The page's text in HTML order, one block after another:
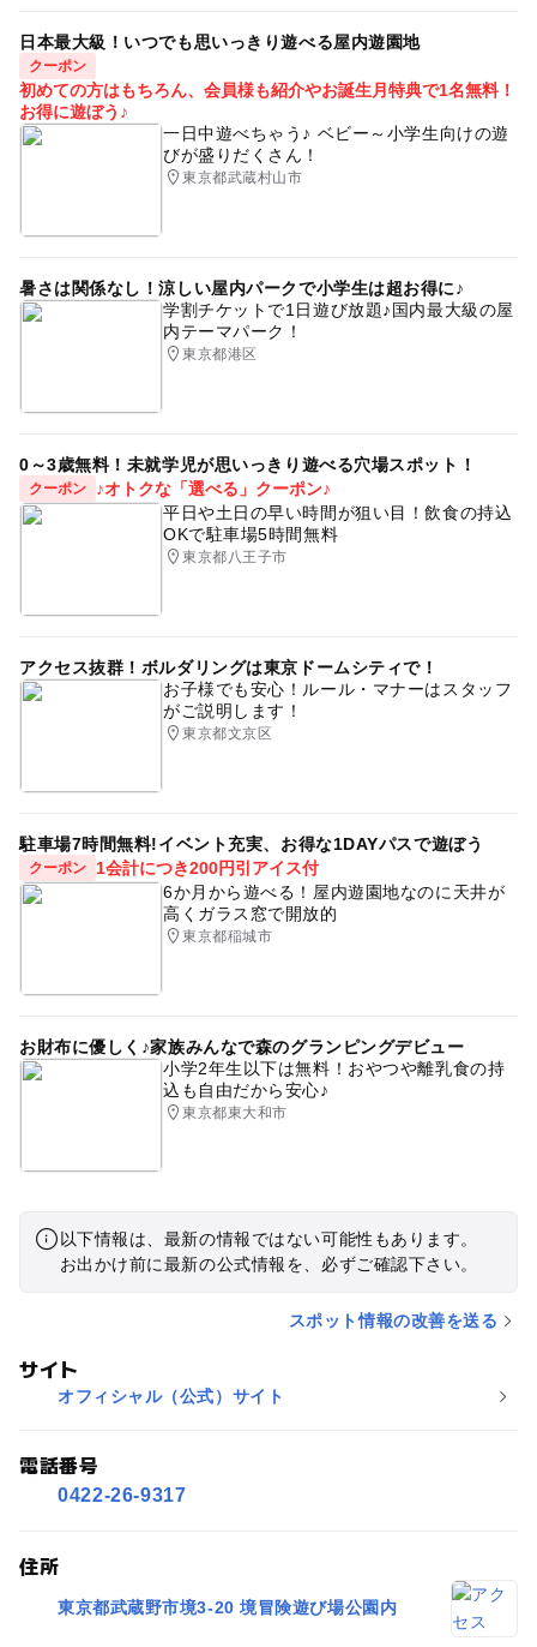
日本最大級！いつでも思いっきり遊べる屋内遊園地
クーポン
初めての方はもちろん、会員様も紹介やお誕生月特典で1名無料！
お得に遊ぼう♪
一日中遊べちゃう♪ ベビー～小学生向けの遊
びが盛りだくさん！
東京都武蔵村山市
暑さは関係なし！涼しい屋内パークで小学生は超お得に♪
学割チケットで1日遊び放題♪国内最大級の屋
内テーマパーク！
東京都港区
0～3歳無料！未就学児が思いっきり遊べる穴場スポット！
クーポン
♪オトクな「選べる」クーポン♪
平日や土日の早い時間が狙い目！飲食の持込
OKで駐車場5時間無料
東京都八王子市
アクセス抜群！ボルダリングは東京ドームシティで！
お子様でも安心！ルール・マナーはスタッフ
がご説明します！
東京都文京区
駐車場7時間無料!イベント充実、お得な1DAYパスで遊ぼう
クーポン
1会計につき200円引アイス付
6か月から遊べる！屋内遊園地なのに天井が
高くガラス窓で開放的
東京都稲城市
お財布に優しく♪家族みんなで森のグランピングデビュー
小学2年生以下は無料！おやつや離乳食の持
込も自由だから安心♪
東京都東大和市
以下情報は、最新の情報ではない可能性もあります。
お出かけ前に最新の公式情報を、必ずご確認下さい。
スポット情報の改善を送る
サイト
オフィシャル（公式）サイト
電話番号
0422-26-9317
住所
東京都武蔵野市境3-20 境冒険遊び場公園内